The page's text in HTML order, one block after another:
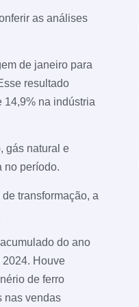
as análises
de janeiro para
resultado
14,9% na indústria
gás natural e
no período.
transformação, a
do ano
2024. Houve
de ferro
nas vendas